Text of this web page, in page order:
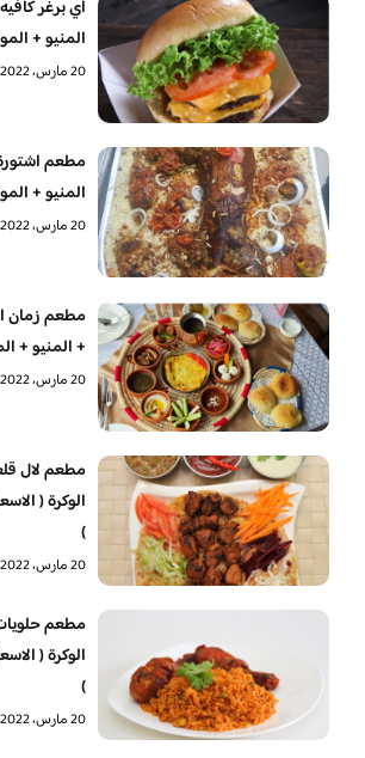
آي برغر
المنيو +
20 مارس، 2022
مطعم اشتورة
المنيو +
20 مارس، 2022
مطعم زمان
+ المنيو +
20 مارس، 2022
مطعم لال
الوكرة (
)
20 مارس، 2022
‏مطعم
الوكرة (
)
20 مارس، 2022